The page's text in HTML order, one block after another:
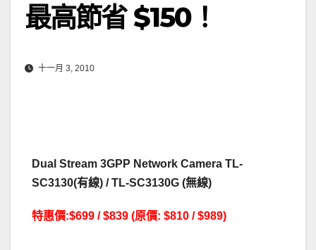
最高節省 $150！
十一月 3, 2010
Dual Stream 3GPP Network Camera TL-
SC3130(有線) / TL-SC3130G (無線)
特惠價:$699 / $839 (原價: $810 / $989)